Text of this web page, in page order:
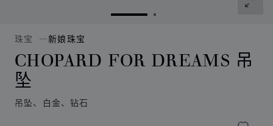
转到幻灯片 1转到幻灯片 2
珠宝 新娘珠宝
CHOPARD FOR DREAMS 吊
坠
吊坠、白金、钻石